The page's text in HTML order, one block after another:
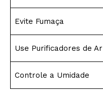
Evite Fumaça
Use Purificadores de Ar
Controle a Umidade